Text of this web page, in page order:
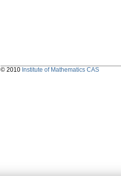
© 2010 Institute of Mathematics CAS